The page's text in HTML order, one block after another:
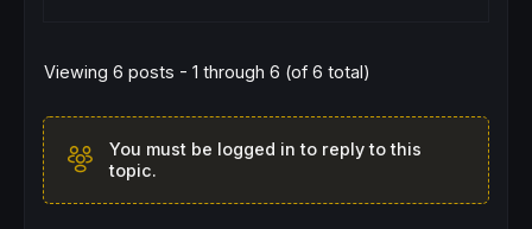
Viewing 6 posts - 1 through 6 (of 6 total)
You must be logged in to reply to this
topic.